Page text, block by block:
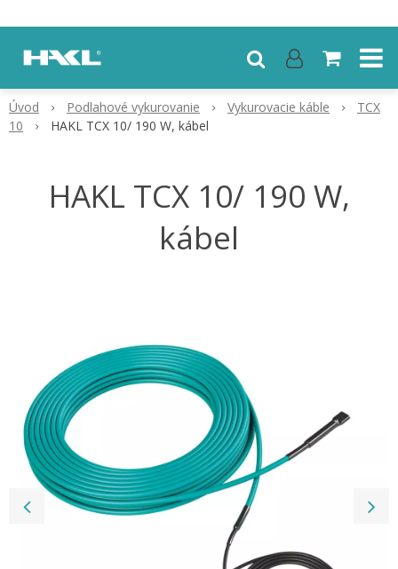
Úvod Podlahové vykurovanie Vykurovacie káble
TCX
10
HAKL TCX 10/ 190 W, kábel
HAKL TCX 10/ 190 W,
kábel